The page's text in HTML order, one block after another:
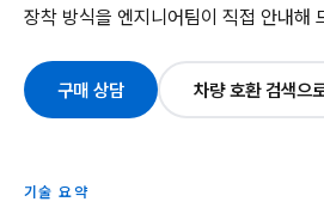
장착 방식을 엔지니어팀이 직접 안내해
구매 상담 차량 호환 검색으
기술 요약